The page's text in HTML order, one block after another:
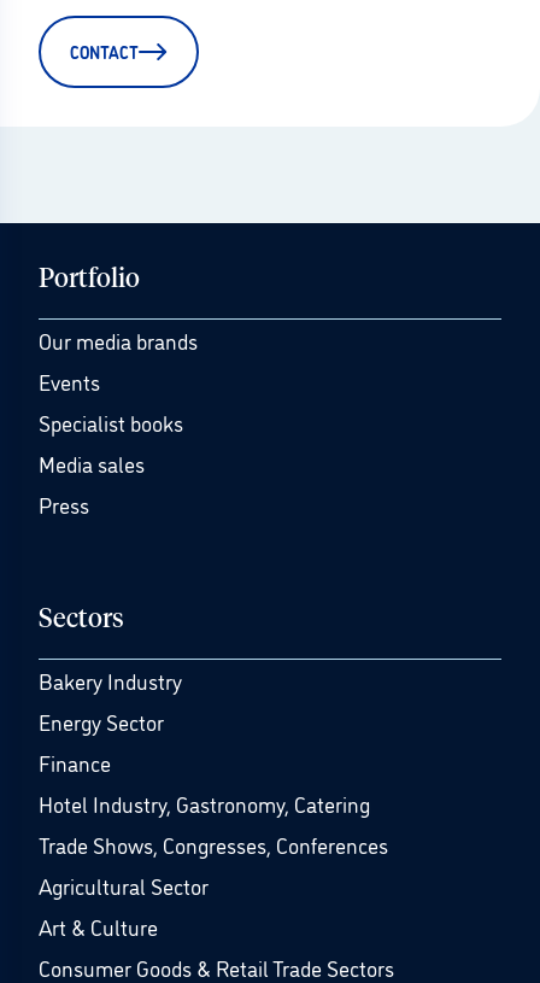
CONTACT
Portfolio
Our media brands
Events
Specialist books
Media sales
Press
Sectors
Bakery Industry
Energy Sector
Finance
Hotel Industry, Gastronomy, Catering
Trade Shows, Congresses, Conferences
Agricultural Sector
Art & Culture
Consumer Goods & Retail Trade Sectors